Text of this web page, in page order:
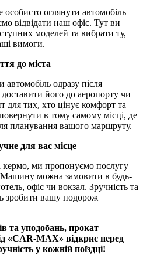
оглянути автомобіль
відвідати наш офіс. Тут ви
моделей та вибрати ту,
вимоги.
до міста
одразу після
його до аеропорту чи
для тих, хто цінує комфорт та
в тому самому місці, де
планування вашого маршруту.
для вас місце
кермо, ми пропонуємо послугу
Машину можна замовити в будь-
офіс чи вокзал. Зручність та
зробити вашу подорож
та уподобань, прокат
«CAR-MAX» відкриє перед
у кожній поїздці!